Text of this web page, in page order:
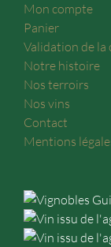
Mon compte
Panier
Validation de la
Notre histoire
Nos terroirs
Nos vins
Contact
Mentions